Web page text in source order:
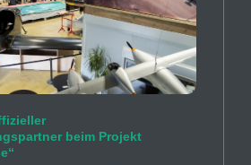
beim Projekt